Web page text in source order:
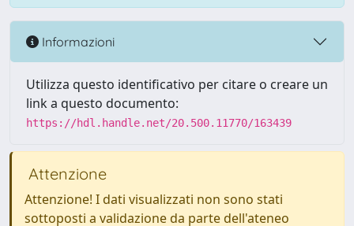
Informazioni
Utilizza questo identificativo per citare o creare un
link a questo documento:
https://hdl.handle.net/20.500.11770/163439
Attenzione
Attenzione! I dati visualizzati non sono stati
sottoposti a validazione da parte dell'ateneo